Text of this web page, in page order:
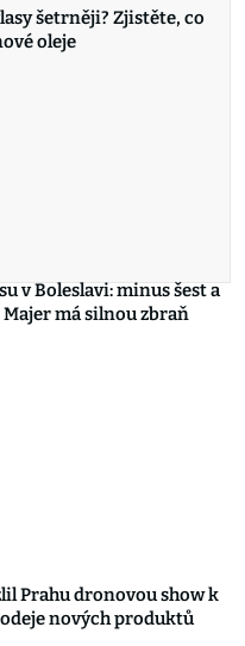
šetrněji? Zjistěte, co
oleje
v Boleslavi: minus šest a
má silnou zbraň
Prahu dronovou show k
nových produktů